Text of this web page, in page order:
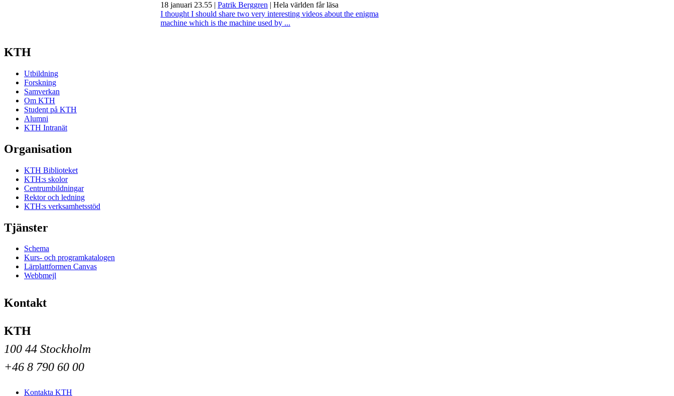
18 januari 23.55 | Patrik Berggren | Hela världen får läsa
I thought I should share two very interesting videos about the enigma
machine which is the machine used by ...
KTH
Utbildning
Forskning
Samverkan
Om KTH
Student på KTH
Alumni
KTH Intranät
Organisation
KTH Biblioteket
KTH:s skolor
Centrumbildningar
Rektor och ledning
KTH:s verksamhetsstöd
Tjänster
Schema
Kurs- och programkatalogen
Lärplattformen Canvas
Webbmejl
Kontakt
KTH
100 44 Stockholm
+46 8 790 60 00
Kontakta KTH